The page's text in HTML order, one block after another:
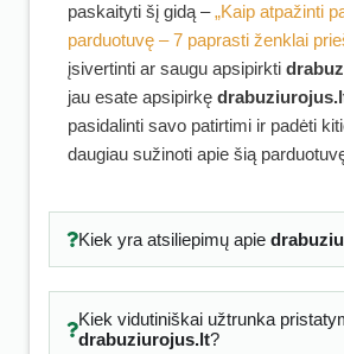
paskaityti šį gidą –„Kaip atpažinti
parduotuvę – 7 paprasti ženklai
įsivertinti ar saugu apsipirkti
jau esate apsipirkę
pasidalinti savo patirtimi ir padėti
daugiau sužinoti apie šią
Kiek yra atsiliepimų apie
Kiek vidutiniškai užtrunka
drabuziurojus.lt?